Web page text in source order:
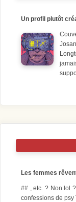
Un profil plutôt
Les femmes
## , etc. ? Non lol
confessions de